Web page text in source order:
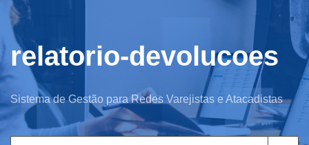
relatorio-devolucoes
Sistema de Gestão para Redes Varejistas e Atacadistas